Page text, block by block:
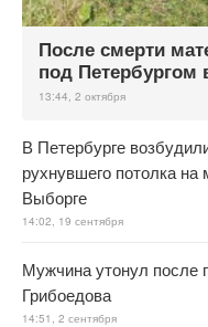
После смерти
под Петербургом
13:44, 2 октября
В Петербурге
рухнувшего потолка на
Выборге
14:02, 19 сентября
Мужчина утонул после
Грибоедова
14:51, 2 сентября